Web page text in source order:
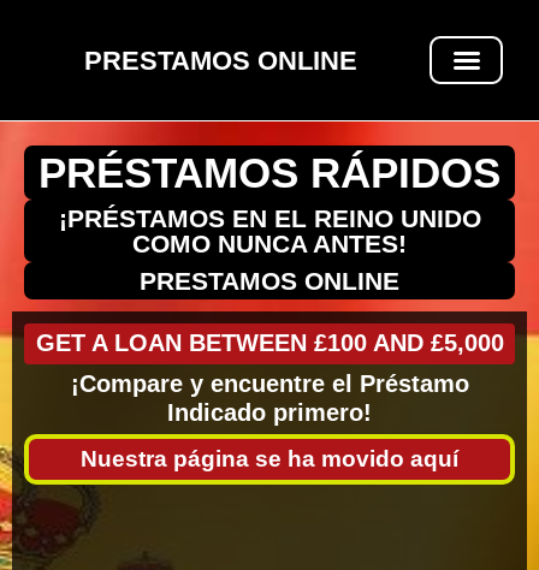
PRESTAMOS ONLINE
PRÉSTAMOS RÁPIDOS
¡PRÉSTAMOS EN EL REINO UNIDO
COMO NUNCA ANTES!
PRESTAMOS ONLINE
GET A LOAN BETWEEN £100 AND £5,000
¡Compare y encuentre el Préstamo
Indicado primero!
Nuestra página se ha movido aquí